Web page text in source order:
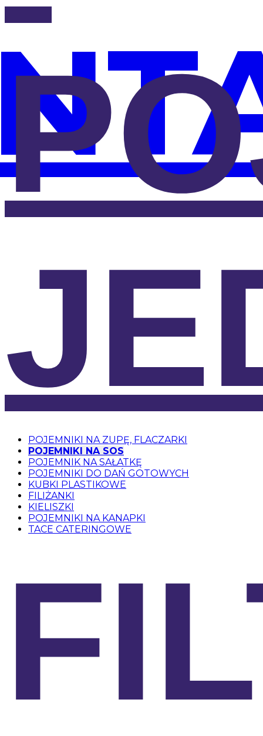
POJEMNIKI NA ZUPĘ, FLACZARKI
POJEMNIKI NA SOS
POJEMNIK NA SAŁATKĘ
POJEMNIKI DO DAŃ GOTOWYCH
KUBKI PLASTIKOWE
FILIŻANKI
KIELISZKI
POJEMNIKI NA KANAPKI
TACE CATERINGOWE